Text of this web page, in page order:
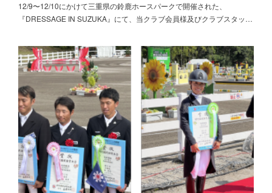
12/9〜12/10にかけて三重県の鈴鹿ホースパークで開催された、
『DRESSAGE IN SUZUKA』にて、当クラブ会員様及びクラブスタッ…